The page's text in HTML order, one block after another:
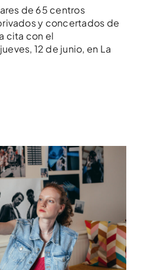
de 65 centros
y concertados de
cita con el
12 de junio, en La